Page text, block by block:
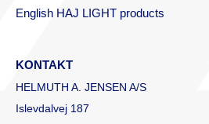
English HAJ LIGHT products
KONTAKT
HELMUTH A. JENSEN A/S
Islevdalvej 187